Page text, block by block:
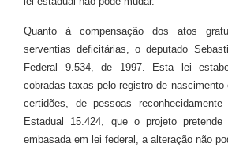
Quanto à compensação dos atos
serventias deficitárias, o deputado
Federal 9.534, de 1997. Esta lei
cobradas taxas pelo registro de nascimento
certidões, de pessoas
Estadual 15.424, que o projeto
embasada em lei federal, a alteração não